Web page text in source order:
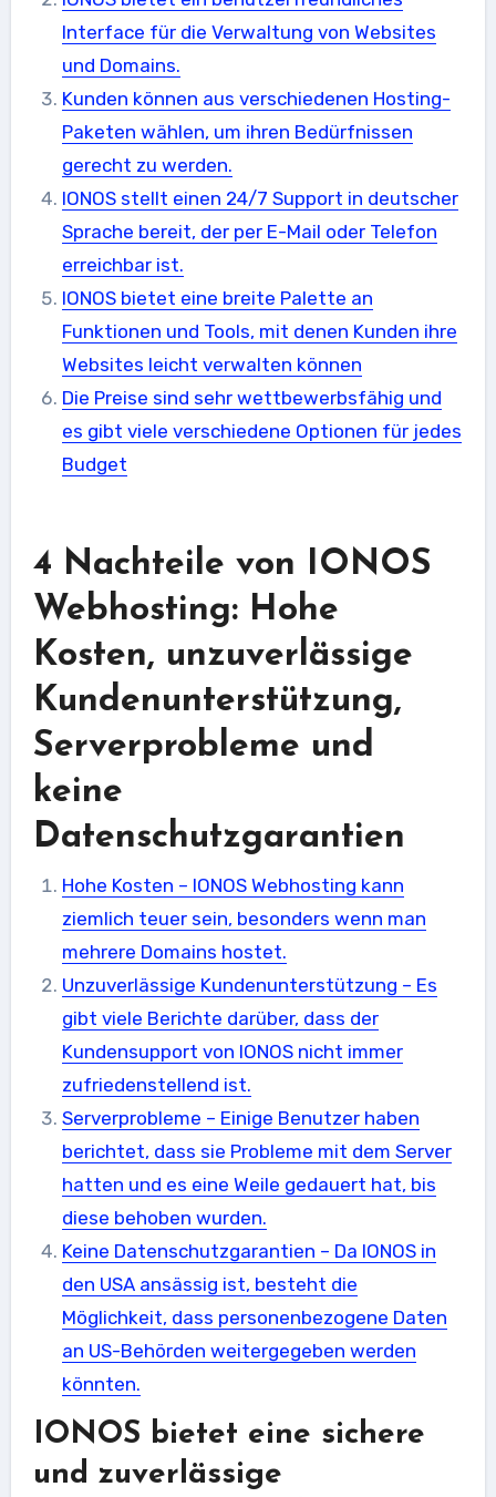
Interface für die Verwaltung von Websites
und Domains.
Kunden können aus verschiedenen Hosting-
Paketen wählen, um ihren Bedürfnissen
gerecht zu werden.
IONOS stellt einen 24/7 Support in deutscher
Sprache bereit, der per E-Mail oder Telefon
erreichbar ist.
IONOS bietet eine breite Palette an
Funktionen und Tools, mit denen Kunden ihre
Websites leicht verwalten können
Die Preise sind sehr wettbewerbsfähig und
es gibt viele verschiedene Optionen für jedes
Budget
4 Nachteile von IONOS
Webhosting: Hohe
Kosten, unzuverlässige
Kundenunterstützung,
Serverprobleme und
keine
Datenschutzgarantien
Hohe Kosten – IONOS Webhosting kann
ziemlich teuer sein, besonders wenn man
mehrere Domains hostet.
Unzuverlässige Kundenunterstützung – Es
gibt viele Berichte darüber, dass der
Kundensupport von IONOS nicht immer
zufriedenstellend ist.
Serverprobleme – Einige Benutzer haben
berichtet, dass sie Probleme mit dem Server
hatten und es eine Weile gedauert hat, bis
diese behoben wurden.
Keine Datenschutzgarantien – Da IONOS in
den USA ansässig ist, besteht die
Möglichkeit, dass personenbezogene Daten
an US-Behörden weitergegeben werden
könnten.
IONOS bietet eine sichere
und zuverlässige